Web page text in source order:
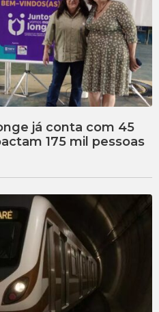
já conta com 45
175 mil pessoas